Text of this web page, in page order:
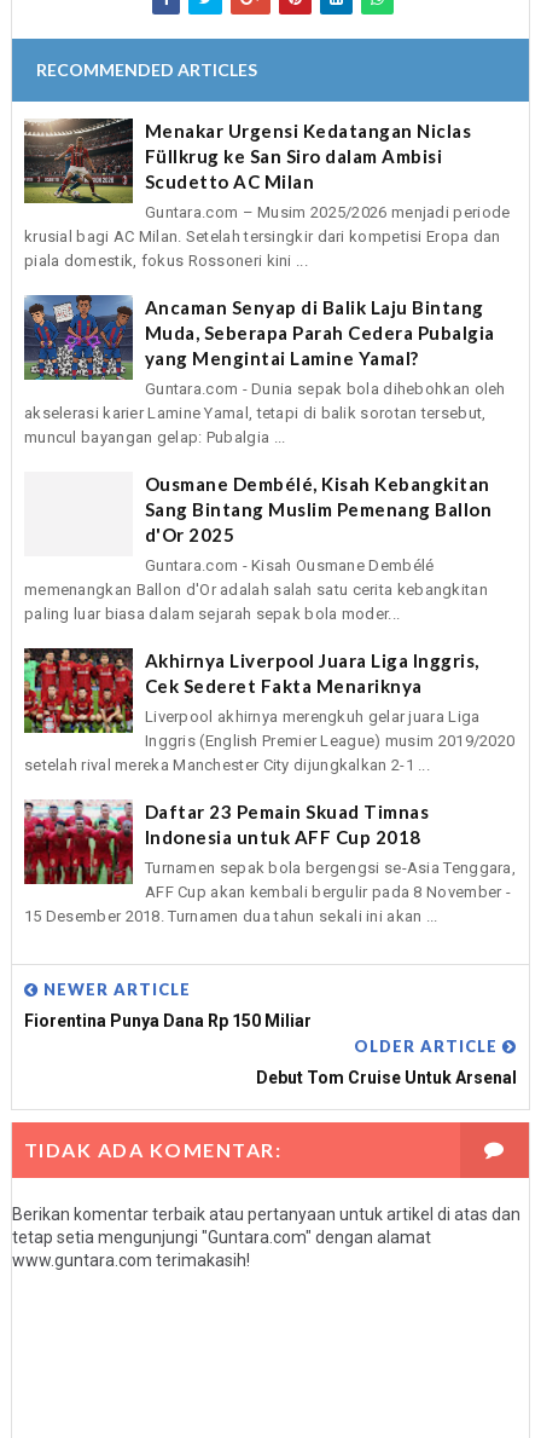
RECOMMENDED ARTICLES
Menakar Urgensi Kedatangan Niclas
Füllkrug ke San Siro dalam Ambisi
Scudetto AC Milan
Guntara.com – Musim 2025/2026 menjadi periode
krusial bagi AC Milan. Setelah tersingkir dari kompetisi Eropa dan
piala domestik, fokus Rossoneri kini ...
Ancaman Senyap di Balik Laju Bintang
Muda, Seberapa Parah Cedera Pubalgia
yang Mengintai Lamine Yamal?
Guntara.com - Dunia sepak bola dihebohkan oleh
akselerasi karier Lamine Yamal, tetapi di balik sorotan tersebut,
muncul bayangan gelap: Pubalgia ...
Ousmane Dembélé, Kisah Kebangkitan
Sang Bintang Muslim Pemenang Ballon
d'Or 2025
Guntara.com - Kisah Ousmane Dembélé
memenangkan Ballon d'Or adalah salah satu cerita kebangkitan
paling luar biasa dalam sejarah sepak bola moder...
Akhirnya Liverpool Juara Liga Inggris,
Cek Sederet Fakta Menariknya
Liverpool akhirnya merengkuh gelar juara Liga
Inggris (English Premier League) musim 2019/2020
setelah rival mereka Manchester City dijungkalkan 2-1 ...
Daftar 23 Pemain Skuad Timnas
Indonesia untuk AFF Cup 2018
Turnamen sepak bola bergengsi se-Asia Tenggara,
AFF Cup akan kembali bergulir pada 8 November -
15 Desember 2018. Turnamen dua tahun sekali ini akan ...
NEWER ARTICLE
Fiorentina Punya Dana Rp 150 Miliar
OLDER ARTICLE
Debut Tom Cruise Untuk Arsenal
TIDAK ADA KOMENTAR:
Berikan komentar terbaik atau pertanyaan untuk artikel di atas dan
tetap setia mengunjungi "Guntara.com" dengan alamat
www.guntara.com terimakasih!